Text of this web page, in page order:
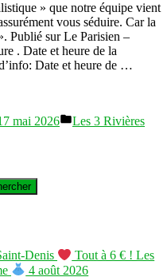
» que notre équipe vient
vous séduire. Car la
Publié sur Le Parisien –
. Date et heure de la
Date et heure de …
mai 2026
Publié
Les 3 Rivières
Denis
Tout à 6 € ! Les
4 août 2026